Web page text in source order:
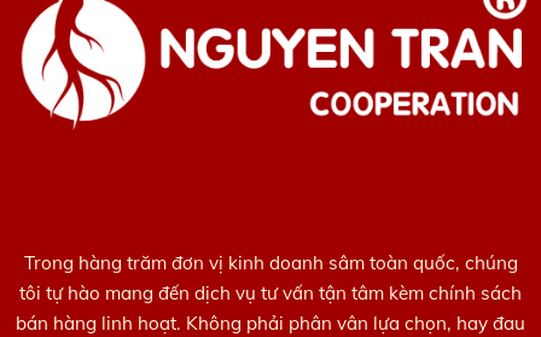
Trong hàng trăm đơn vị kinh doanh sâm toàn quốc, chúng
tôi tự hào mang đến dịch vụ tư vấn tận tâm kèm chính sách
bán hàng linh hoạt. Không phải phân vân lựa chọn, hay đau